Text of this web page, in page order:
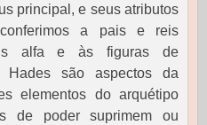
principal, e seus atributos
a pais e reis
alfa e às figuras de
Hades são aspectos da
elementos do arquétipo
de poder suprimem ou